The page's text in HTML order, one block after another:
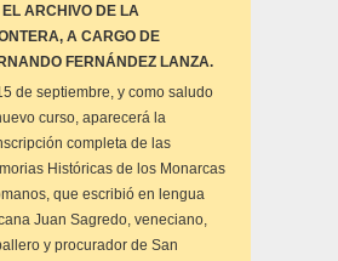
EL ARCHIVO DE LA
A CARGO DE
FERNÁNDEZ LANZA.
de septiembre, y como saludo
curso, aparecerá la
completa de las
Históricas de los Monarcas
que escribió en lengua
Juan Sagredo, veneciano,
y procurador de San